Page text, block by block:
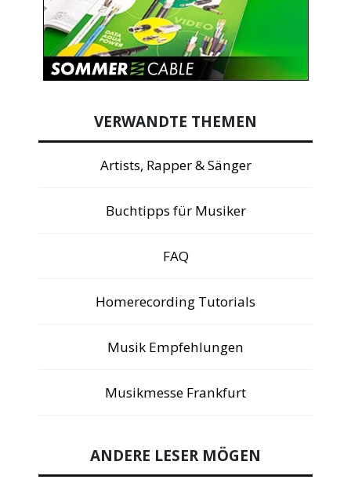
VERWANDTE THEMEN
Artists, Rapper & Sänger
Buchtipps für Musiker
FAQ
Homerecording Tutorials
Musik Empfehlungen
Musikmesse Frankfurt
ANDERE LESER MÖGEN